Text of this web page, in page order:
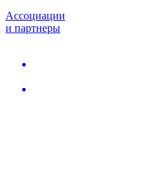
Ассоциации
и партнеры